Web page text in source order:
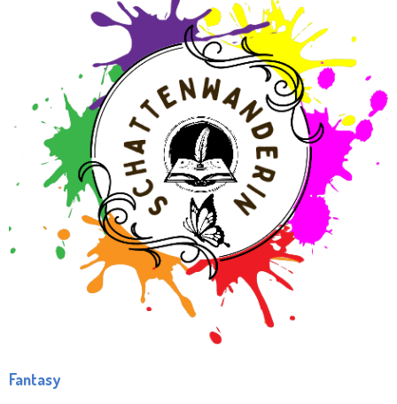
Fantasy